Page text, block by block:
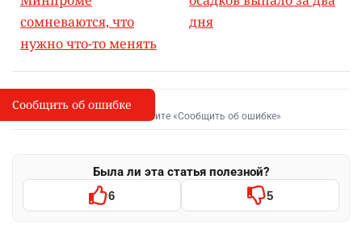
сомневаются, что
нужно что-то менять
дня
I
Сообщить об опечатке
Выделите фрагмент и нажмите «Сообщить об ошибке»
Была ли эта статья полезной?
6 5
Сообщить об ошибке